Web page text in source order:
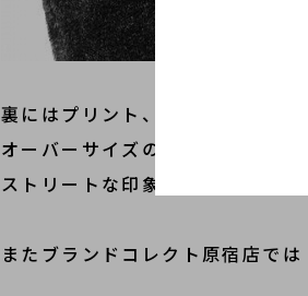
裏にはプリント、袖にはワッペン
オーバーサイズのブラックファー
ストリートな印象のあるコートで
またブランドコレクト原宿店では